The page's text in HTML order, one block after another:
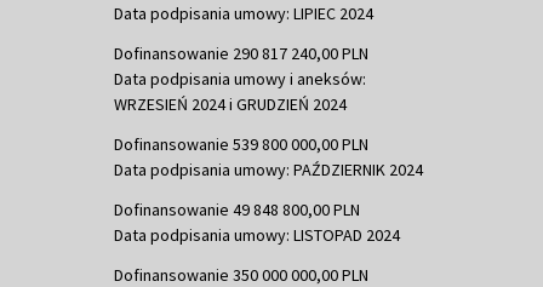
Data podpisania umowy: LIPIEC 2024
Dofinansowanie 290 817 240,00 PLN
Data podpisania umowy i aneksów:
WRZESIEŃ 2024 i GRUDZIEŃ 2024
Dofinansowanie 539 800 000,00 PLN
Data podpisania umowy: PAŹDZIERNIK 2024
Dofinansowanie 49 848 800,00 PLN
Data podpisania umowy: LISTOPAD 2024
Dofinansowanie 350 000 000,00 PLN